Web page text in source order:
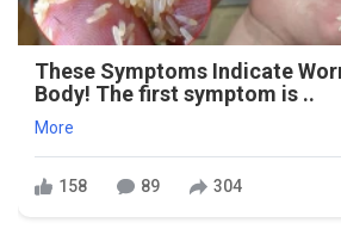
These Symptoms Indicate
Body! The first symptom is ..
More
158 89 304